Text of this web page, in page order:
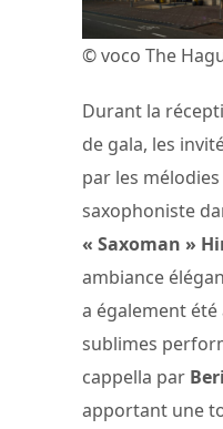
© voco The
Durant la
de gala, les
par les
saxophoniste
« Saxoman »
ambiance
a également
sublimes
cappella par
apportant une